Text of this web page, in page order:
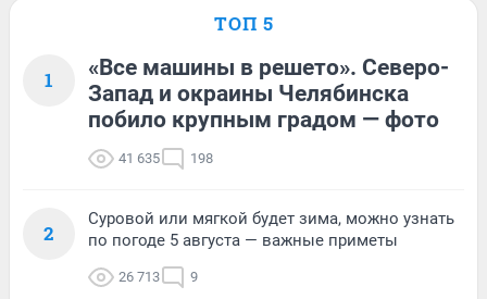
ТОП 5
1
«Все машины в решето». Северо-
Запад и окраины Челябинска
побило крупным градом — фото
41 635 198
2
Суровой или мягкой будет зима, можно узнать
по погоде 5 августа — важные приметы
26 713 9